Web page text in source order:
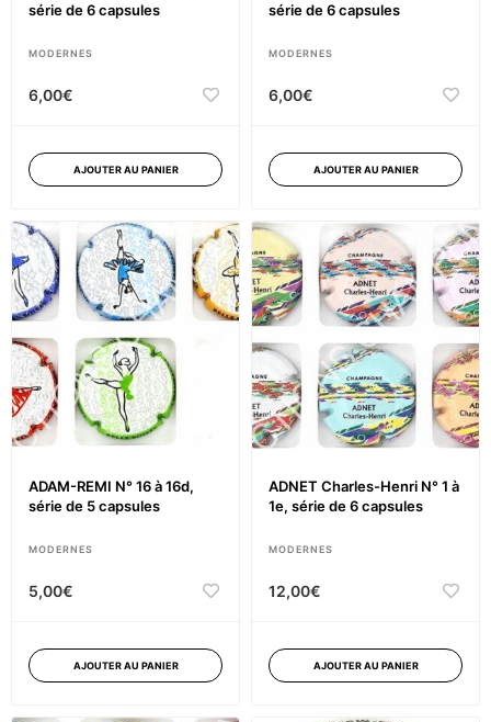
série de 6 capsules
MODERNES
6,00€
AJOUTER AU PANIER
série de 6 capsules
MODERNES
6,00€
AJOUTER AU PANIER
ADAM-REMI N° 16 à 16d,
série de 5 capsules
MODERNES
5,00€
AJOUTER AU PANIER
ADNET Charles-Henri N° 1 à
1e, série de 6 capsules
MODERNES
12,00€
AJOUTER AU PANIER